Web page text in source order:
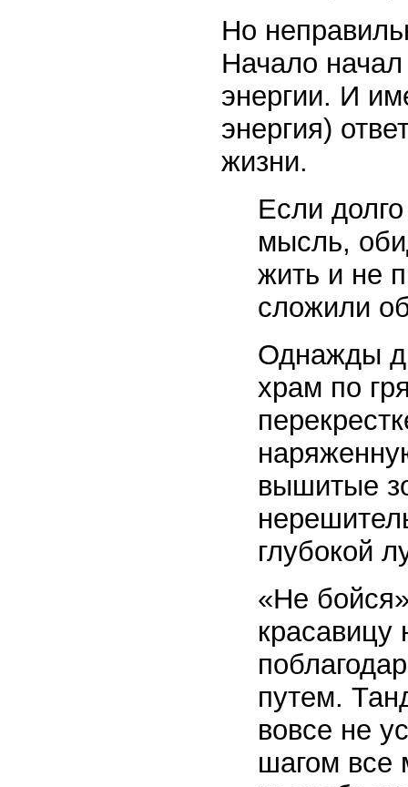
Но
Начало
энергии. И
энергия)
жизни.
Если
мысль,
жить и не
сложили
Однажды
храм по
вышитые
глубокой
«Не
красавицу
путем.
вовсе не
шагом все